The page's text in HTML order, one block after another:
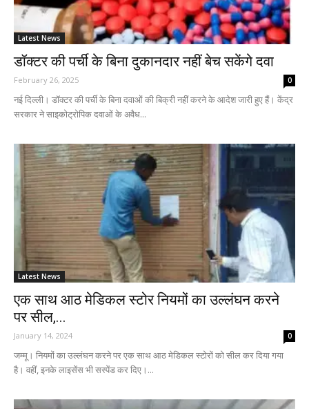
Latest News
डॉक्टर की पर्ची के बिना दुकानदार नहीं बेच सकेंगे दवा
February 26, 2025 0
नई दिल्ली। डॉक्टर की पर्ची के बिना दवाओं की बिक्री नहीं करने के आदेश जारी हुए हैं। केंद्र
सरकार ने साइकोट्रोपिक दवाओं के अवैध...
Latest News
एक साथ आठ मेडिकल स्टोर नियमों का उल्लंघन करने
पर सील,...
January 14, 2024 0
जम्मू। नियमों का उल्लंघन करने पर एक साथ आठ मेडिकल स्टोरों को सील कर दिया गया
है। वहीं, इनके लाइसेंस भी सस्पेंड कर दिए।...